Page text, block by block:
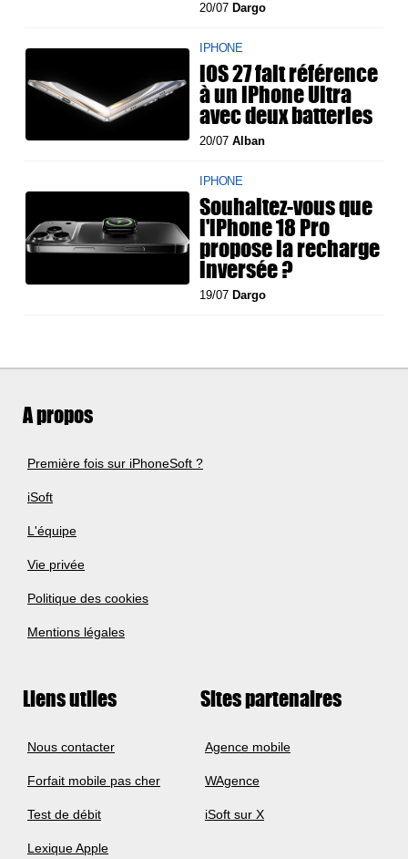
20/07 Dargo
IPHONE
iOS 27 fait référence
à un iPhone Ultra
avec deux batteries
20/07Alban
IPHONE
Souhaitez-vous que
l'iPhone 18 Pro
propose la recharge
inversée ?
19/07 Dargo
A propos
Première fois sur iPhoneSoft ?
iSoft
L'équipe
Vie privée
Politique des cookies
Mentions légales
Liens utiles
Nous contacter
Forfait mobile pas cher
Test de débit
Lexique Apple
Sites partenaires
Agence mobile
WAgence
iSoft sur X